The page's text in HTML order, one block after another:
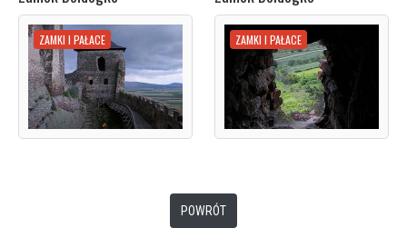
ZAMKI I PAŁACE ZAMKI I PAŁACE
POWRÓT